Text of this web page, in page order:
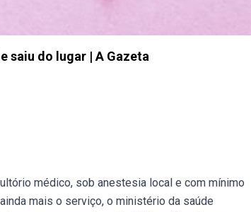
saiu do lugar | A Gazeta
médico, sob anestesia local e com mínimo
mais o serviço, o ministério da saúde